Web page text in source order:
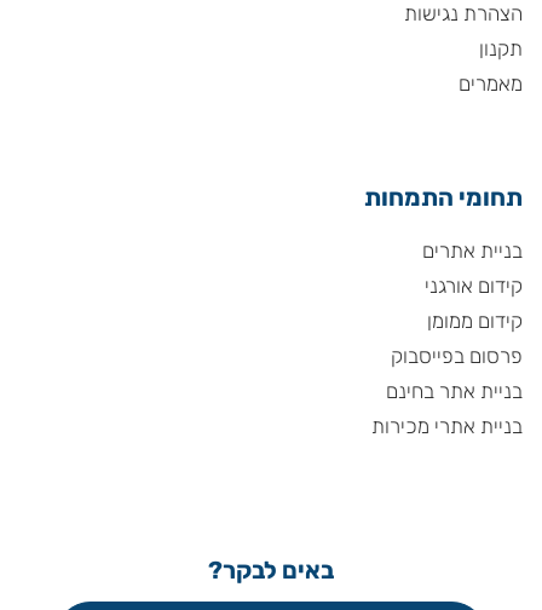
הצהרת נגישות
תקנון
מאמרים
תחומי התמחות
בניית אתרים
קידום אורגני
קידום ממומן
פרסום בפייסבוק
בניית אתר בחינם
בניית אתרי מכירות
באים לבקר?